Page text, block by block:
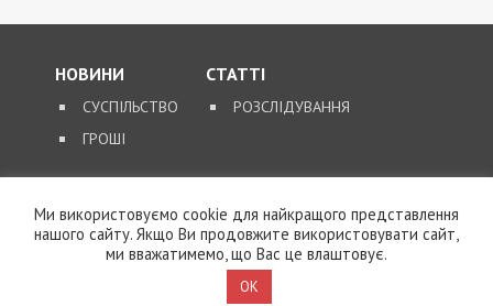
НОВИНИ
СУСПІЛЬСТВО
ГРОШІ
СТАТТІ
РОЗСЛІДУВАННЯ
КОНТАКТИ
Ми використовуємо cookie для найкращого представлення
нашого сайту. Якщо Ви продовжите використовувати сайт,
ми вважатимемо, що Вас це влаштовує.
OK